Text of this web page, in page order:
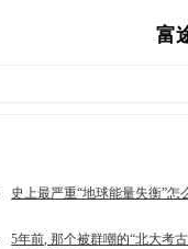
富
史上最严重“地球能量失衡”怎
5年前, 那个被群嘲的“北大考